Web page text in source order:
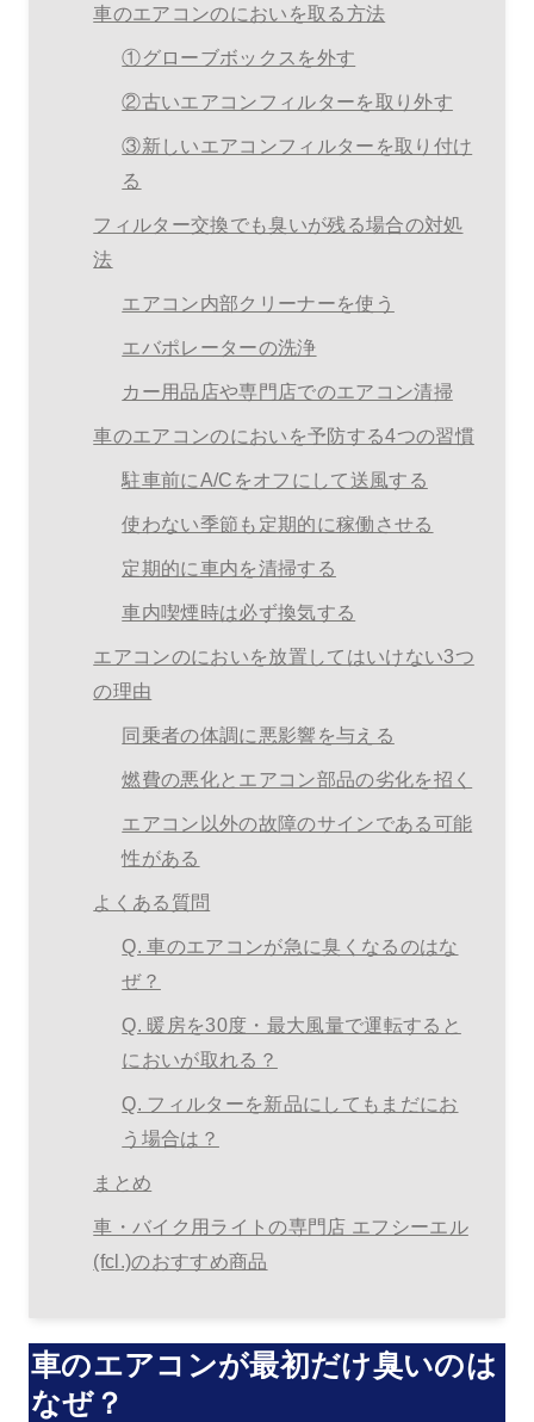
車のエアコンのにおいを取る方法
①グローブボックスを外す
②古いエアコンフィルターを取り外す
③新しいエアコンフィルターを取り付け
る
フィルター交換でも臭いが残る場合の対処
法
エアコン内部クリーナーを使う
エバポレーターの洗浄
カー用品店や専門店でのエアコン清掃
車のエアコンのにおいを予防する4つの習慣
駐車前にA/Cをオフにして送風する
使わない季節も定期的に稼働させる
定期的に車内を清掃する
車内喫煙時は必ず換気する
エアコンのにおいを放置してはいけない3つ
の理由
同乗者の体調に悪影響を与える
燃費の悪化とエアコン部品の劣化を招く
エアコン以外の故障のサインである可能
性がある
よくある質問
Q. 車のエアコンが急に臭くなるのはな
ぜ？
Q. 暖房を30度・最大風量で運転すると
においが取れる？
Q. フィルターを新品にしてもまだにお
う場合は？
まとめ
車・バイク用ライトの専門店 エフシーエル
(fcl.)のおすすめ商品
車のエアコンが最初だけ臭いのは
なぜ？